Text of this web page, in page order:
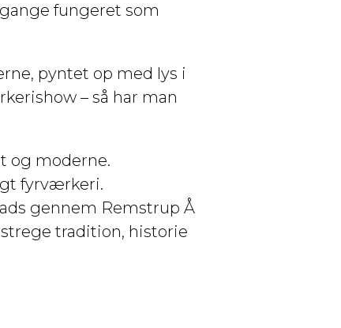
fungeret som
pyntet op med lys i
– så har man
og moderne.
fyrværkeri.
gennem Remstrup Å
tradition, historie